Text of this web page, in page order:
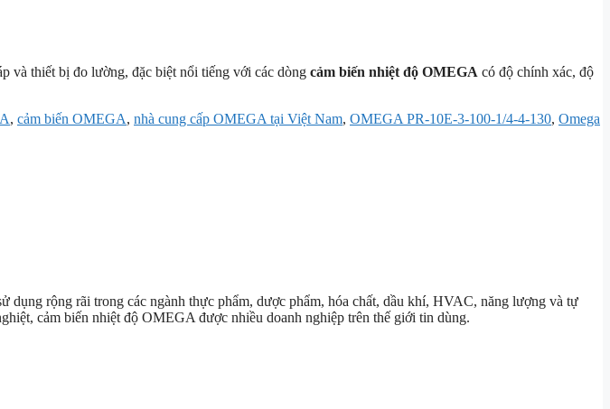
và thiết bị đo lường, đặc biệt nổi tiếng với các dòng cảm biến nhiệt độ OMEGA có độ chính xác, độ
, cảm biến OMEGA, nhà cung cấp OMEGA tại Việt Nam, OMEGA PR-10E-3-100-1/4-4-130, Omega
dụng rộng rãi trong các ngành thực phẩm, dược phẩm, hóa chất, dầu khí, HVAC, năng lượng và tự
cảm biến nhiệt độ OMEGA được nhiều doanh nghiệp trên thế giới tin dùng.